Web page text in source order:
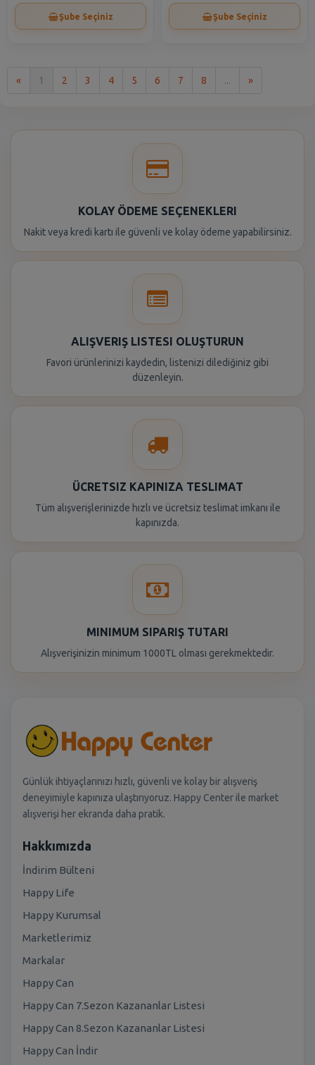
Şube Seçiniz Şube Seçiniz
« 1 2 3 4 5 6 7 8 ... »Son
KOLAY ÖDEME SEÇENEKLERI
Nakit veya kredi kartı ile güvenli ve kolay ödeme yapabilirsiniz.
ALIŞVERIŞ LISTESI OLUŞTURUN
Favori ürünlerinizi kaydedin, listenizi dilediğiniz gibi
düzenleyin.
ÜCRETSIZ KAPINIZA TESLIMAT
Tüm alışverişlerinizde hızlı ve ücretsiz teslimat imkanı ile
kapınızda.
MINIMUM SIPARIŞ TUTARI
Alışverişinizin minimum 1000TL olması gerekmektedir.
Günlük ihtiyaçlarınızı hızlı, güvenli ve kolay bir alışveriş
deneyimiyle kapınıza ulaştırıyoruz. Happy Center ile market
alışverişi her ekranda daha pratik.
Hakkımızda
İndirim Bülteni
Happy Life
Happy Kurumsal
Marketlerimiz
Markalar
Happy Can
Happy Can 7.Sezon Kazananlar Listesi
Happy Can 8.Sezon Kazananlar Listesi
Happy Can İndir